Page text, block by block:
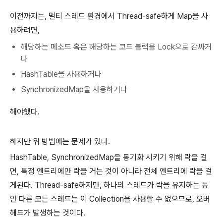
이전까지는, 멀티 스레드 환경에서 Thread-safe하게 Map을 사
용하려면,
해당하는 메소드 혹은 해당하는 코드 블럭을 Lock으로 감싸거
나
HashTable을 사용하거나
SynchronizedMap을 사용하거나
해야했다.
하지만 위 방법에는 문제가 있다.
HashTable, SynchronizedMap을 동기화 시키기 위해 락을 걸
면, 특정 엔트리에만 락을 거는 것이 아니라 전체 엔트리에 락을 걸
게된다. Thread-safe하지만, 하나의 스레드가 락을 유지하는 동
안 다른 모든 스레드는 이 Collection을 사용할 수 없으므로, 오버
헤드가 발생하는 것이다.